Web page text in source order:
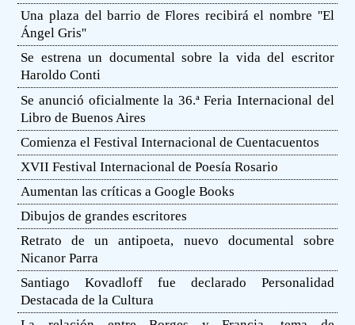
Una plaza del barrio de Flores recibirá el nombre ''El
Ángel Gris''
Se estrena un documental sobre la vida del escritor
Haroldo Conti
Se anunció oficialmente la 36.ª Feria Internacional del
Libro de Buenos Aires
Comienza el Festival Internacional de Cuentacuentos
XVII Festival Internacional de Poesía Rosario
Aumentan las críticas a Google Books
Dibujos de grandes escritores
Retrato de un antipoeta, nuevo documental sobre
Nicanor Parra
Santiago Kovadloff fue declarado Personalidad
Destacada de la Cultura